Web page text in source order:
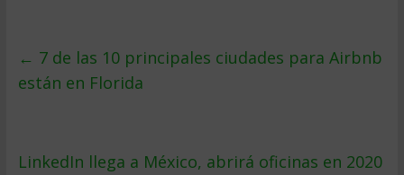
← 7 de las 10 principales ciudades para Airbnb
están en Florida
LinkedIn llega a México, abrirá oficinas en 2020